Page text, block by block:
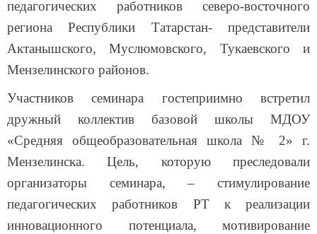
педагогических работников северо-восточного
региона Республики Татарстан- представители
Актанышского, Муслюмовского, Тукаевского и
Мензелинского районов.
Участников семинара гостеприимно встретил
дружный коллектив базовой школы МДОУ
«Средняя общеобразовательная школа № 2» г.
Мензелинска. Цель, которую преследовали
организаторы семинара, – стимулирование
педагогических работников РТ к реализации
инновационного потенциала, мотивирование